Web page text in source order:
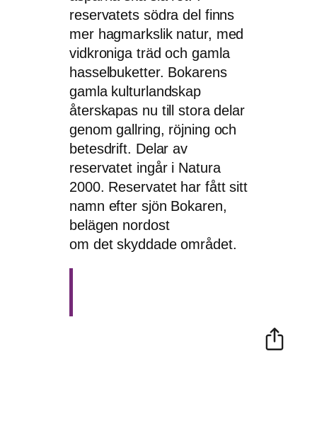
reservatets södra del finns
mer hagmarkslik natur, med
vidkroniga träd och gamla
hasselbuketter. Bokarens
gamla kulturlandskap
återskapas nu till stora delar
genom gallring, röjning och
betesdrift. Delar av
reservatet ingår i Natura
2000. Reservatet har fått sitt
namn efter sjön Bokaren,
belägen nordost
om det skyddade området.